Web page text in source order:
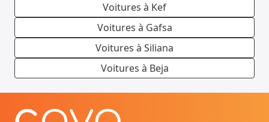
Voitures à Kef
Voitures à Gafsa
Voitures à Siliana
Voitures à Beja